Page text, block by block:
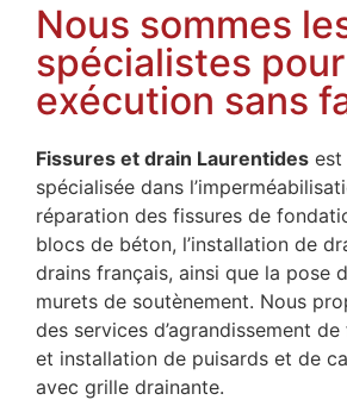
Nous sommes
spécialistes
exécution sans
Fissures et drain Laurentides est
spécialisée dans
réparation des fissures de
blocs de béton, l’installation de
drains français, ainsi que la pose
murets de soutènement. Nous
des services d’agrandissement
et installation de puisards et de
avec grille drainante.